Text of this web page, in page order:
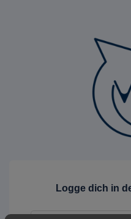
Logge dich in